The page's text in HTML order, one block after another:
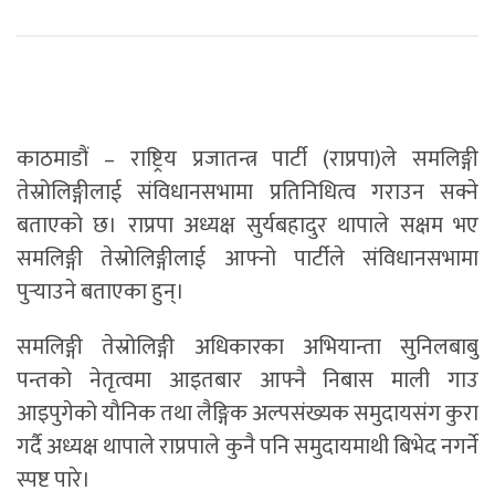
काठमाडौं – राष्ट्रिय प्रजातन्त्र पार्टी (राप्रपा)ले समलिङ्गी
तेस्रोलिङ्गीलाई संविधानसभामा प्रतिनिधित्व गराउन सक्ने
बताएको छ। राप्रपा अध्यक्ष सुर्यबहादुर थापाले सक्षम भए
समलिङ्गी तेस्रोलिङ्गीलाई आफ्नो पार्टीले संविधानसभामा
पुर्‍याउने बताएका हुन्।
समलिङ्गी तेस्रोलिङ्गी अधिकारका अभियान्ता सुनिलबाबु
पन्तको नेतृत्वमा आइतबार आफ्नै निबास माली गाउ
आइपुगेको यौनिक तथा लैङ्गिक अल्पसंख्यक समुदायसंग कुरा
गर्दै अध्यक्ष थापाले राप्रपाले कुनै पनि समुदायमाथी बिभेद नगर्ने
स्पष्ट पारे।